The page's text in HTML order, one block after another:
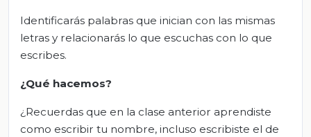
Identificarás palabras que inician con las mismas
letras y relacionarás lo que escuchas con lo que
escribes.
¿Qué hacemos?
¿Recuerdas que en la clase anterior aprendiste
como escribir tu nombre, incluso escribiste el de